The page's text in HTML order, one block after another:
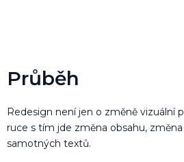
Průběh
Redesign není jen o změně vizuální
ruce s tím jde změna obsahu,
samotných textů.